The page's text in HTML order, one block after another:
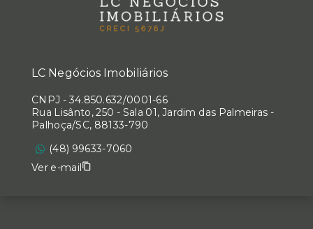
LC Negócios Imobiliários
CNPJ - 34.850.632/0001-66
Rua Lisânto, 250 - Sala 01, Jardim das Palmeiras -
Palhoça/SC, 88133-790
(48) 99633-7060
Ver e-mail